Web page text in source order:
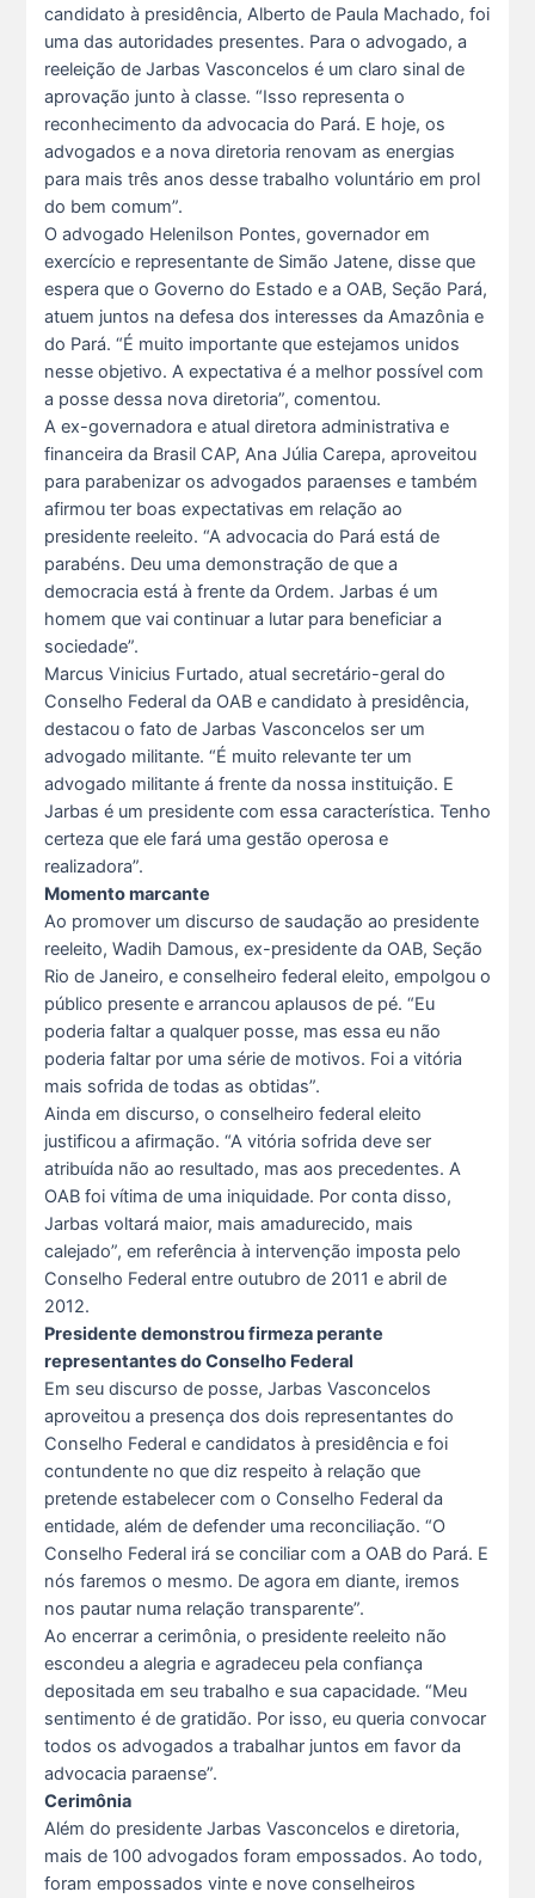
candidato à presidência, Alberto de Paula Machado, foi
uma das autoridades presentes. Para o advogado, a
reeleição de Jarbas Vasconcelos é um claro sinal de
aprovação junto à classe. “Isso representa o
reconhecimento da advocacia do Pará. E hoje, os
advogados e a nova diretoria renovam as energias
para mais três anos desse trabalho voluntário em prol
do bem comum”.
O advogado Helenilson Pontes, governador em
exercício e representante de Simão Jatene, disse que
espera que o Governo do Estado e a OAB, Seção Pará,
atuem juntos na defesa dos interesses da Amazônia e
do Pará. “É muito importante que estejamos unidos
nesse objetivo. A expectativa é a melhor possível com
a posse dessa nova diretoria”, comentou.
A ex-governadora e atual diretora administrativa e
financeira da Brasil CAP, Ana Júlia Carepa, aproveitou
para parabenizar os advogados paraenses e também
afirmou ter boas expectativas em relação ao
presidente reeleito. “A advocacia do Pará está de
parabéns. Deu uma demonstração de que a
democracia está à frente da Ordem. Jarbas é um
homem que vai continuar a lutar para beneficiar a
sociedade”.
Marcus Vinicius Furtado, atual secretário-geral do
Conselho Federal da OAB e candidato à presidência,
destacou o fato de Jarbas Vasconcelos ser um
advogado militante. “É muito relevante ter um
advogado militante á frente da nossa instituição. E
Jarbas é um presidente com essa característica. Tenho
certeza que ele fará uma gestão operosa e
realizadora”.
Momento marcante
Ao promover um discurso de saudação ao presidente
reeleito, Wadih Damous, ex-presidente da OAB, Seção
Rio de Janeiro, e conselheiro federal eleito, empolgou o
público presente e arrancou aplausos de pé. “Eu
poderia faltar a qualquer posse, mas essa eu não
poderia faltar por uma série de motivos. Foi a vitória
mais sofrida de todas as obtidas”.
Ainda em discurso, o conselheiro federal eleito
justificou a afirmação. “A vitória sofrida deve ser
atribuída não ao resultado, mas aos precedentes. A
OAB foi vítima de uma iniquidade. Por conta disso,
Jarbas voltará maior, mais amadurecido, mais
calejado”, em referência à intervenção imposta pelo
Conselho Federal entre outubro de 2011 e abril de
2012.
Presidente demonstrou firmeza perante
representantes do Conselho Federal
Em seu discurso de posse, Jarbas Vasconcelos
aproveitou a presença dos dois representantes do
Conselho Federal e candidatos à presidência e foi
contundente no que diz respeito à relação que
pretende estabelecer com o Conselho Federal da
entidade, além de defender uma reconciliação. “O
Conselho Federal irá se conciliar com a OAB do Pará. E
nós faremos o mesmo. De agora em diante, iremos
nos pautar numa relação transparente”.
Ao encerrar a cerimônia, o presidente reeleito não
escondeu a alegria e agradeceu pela confiança
depositada em seu trabalho e sua capacidade. “Meu
sentimento é de gratidão. Por isso, eu queria convocar
todos os advogados a trabalhar juntos em favor da
advocacia paraense”.
Cerimônia
Além do presidente Jarbas Vasconcelos e diretoria,
mais de 100 advogados foram empossados. Ao todo,
foram empossados vinte e nove conselheiros